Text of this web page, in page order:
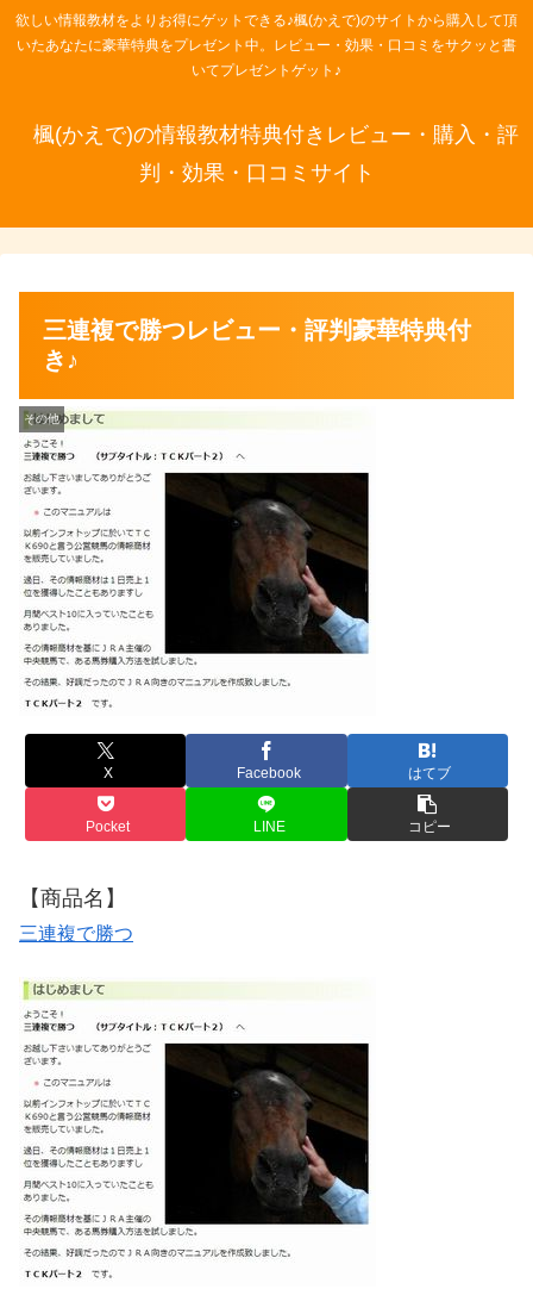
欲しい情報教材をよりお得にゲットできる♪楓(かえで)のサイトから購入して頂
いたあなたに豪華特典をプレゼント中。レビュー・効果・口コミをサクッと書
いてプレゼントゲット♪
楓(かえで)の情報教材特典付きレビュー・購入・評
判・効果・口コミサイト
三連複で勝つレビュー・評判豪華特典付
き♪
その他
X Facebook はてブ
Pocket LINE コピー
【商品名】
三連複で勝つ